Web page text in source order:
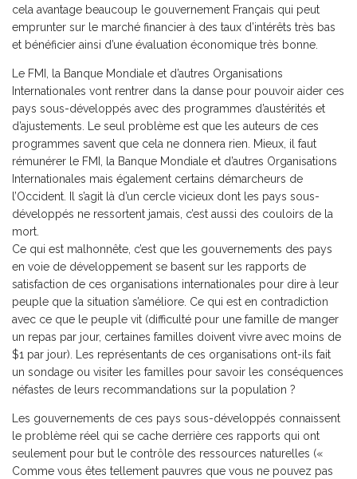
cela avantage beaucoup le gouvernement Français qui peut
emprunter sur le marché financier à des taux d’intérêts très bas
et bénéficier ainsi d’une évaluation économique très bonne.
Le FMI, la Banque Mondiale et d’autres Organisations
Internationales vont rentrer dans la danse pour pouvoir aider ces
pays sous-développés avec des programmes d’austérités et
d’ajustements. Le seul problème est que les auteurs de ces
programmes savent que cela ne donnera rien. Mieux, il faut
rémunérer le FMI, la Banque Mondiale et d’autres Organisations
Internationales mais également certains démarcheurs de
l’Occident. Il s’agit là d’un cercle vicieux dont les pays sous-
développés ne ressortent jamais, c’est aussi des couloirs de la
mort.
Ce qui est malhonnête, c’est que les gouvernements des pays
en voie de développement se basent sur les rapports de
satisfaction de ces organisations internationales pour dire à leur
peuple que la situation s’améliore. Ce qui est en contradiction
avec ce que le peuple vit (difficulté pour une famille de manger
un repas par jour, certaines familles doivent vivre avec moins de
$1 par jour). Les représentants de ces organisations ont-ils fait
un sondage ou visiter les familles pour savoir les conséquences
néfastes de leurs recommandations sur la population ?
Les gouvernements de ces pays sous-développés connaissent
le problème réel qui se cache derrière ces rapports qui ont
seulement pour but le contrôle des ressources naturelles («
Comme vous êtes tellement pauvres que vous ne pouvez pas